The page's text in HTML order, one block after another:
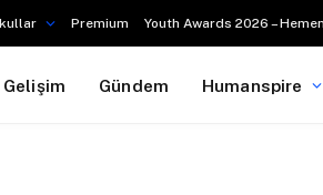
Premium Youth Awards 2026 –
Gelişim Gündem Humanspire